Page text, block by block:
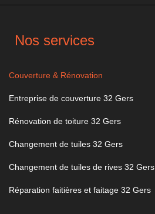
Nos services
Couverture & Rénovation
Entreprise de couverture 32 Gers
Rénovation de toiture 32 Gers
Changement de tuiles 32 Gers
Changement de tuiles de rives 32 Gers
Réparation faitières et faitage 32 Gers